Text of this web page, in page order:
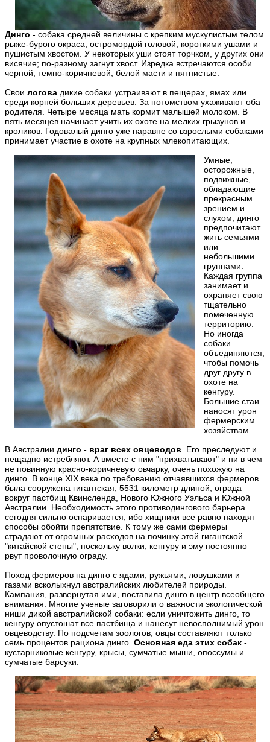
Динго - собака средней величины с крепким мускулистым телом
рыже-бурого окраса, остромордой головой, короткими ушами и
пушистым хвостом. У некоторых уши стоят торчком, у других они
висячие; по-разному загнут хвост. Изредка встречаются особи
черной, темно-коричневой, белой масти и пятнистые.
Свои логова дикие собаки устраивают в пещерах, ямах или
среди корней больших деревьев. За потомством ухаживают оба
родителя. Четыре месяца мать кормит малышей молоком. В
пять месяцев начинает учить их охоте на мелких грызунов и
кроликов. Годовалый динго уже наравне со взрослыми собаками
принимает участие в охоте на крупных млекопитающих.
Умные,
осторожные,
подвижные,
обладающие
прекрасным
зрением и
слухом, динго
предпочитают
жить семьями
или
небольшими
группами.
Каждая группа
занимает и
охраняет свою
тщательно
помеченную
территорию.
Но иногда
собаки
объединяются,
чтобы помочь
друг другу в
охоте на
кенгуру.
Большие стаи
наносят урон
фермерским
хозяйствам.
В Австралии динго - враг всех овцеводов . Его преследуют и
нещадно истребляют. А вместе с ним "прихватывают" и ни в чем
не повинную красно-коричневую овчарку, очень похожую на
динго. В конце XIX века по требованию отчаявшихся фермеров
была сооружена гигантская, 5531 километр длиной, ограда
вокруг пастбищ Квинсленда, Нового Южного Уэльса и Южной
Австралии. Необходимость этого противодингового барьера
сегодня сильно оспаривается, ибо хищники все равно находят
способы обойти препятствие. К тому же сами фермеры
страдают от огромных расходов на починку этой гигантской
"китайской стены", поскольку волки, кенгуру и эму постоянно
рвут проволочную ограду.
Поход фермеров на динго с ядами, ружьями, ловушками и
газами всколыхнул австралийских любителей природы.
Кампания, развернутая ими, поставила динго в центр всеобщего
внимания. Многие ученые заговорили о важности экологической
ниши дикой австралийской собаки: если уничтожить динго, то
кенгуру опустошат все пастбища и нанесут невосполнимый урон
овцеводству. По подсчетам зоологов, овцы составляют только
семь процентов рациона динго. Основная еда этих собак -
кустарниковые кенгуру, крысы, сумчатые мыши, опоссумы и
сумчатые барсуки.